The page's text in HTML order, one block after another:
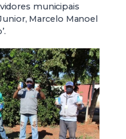
municipais
Marcelo Manoel